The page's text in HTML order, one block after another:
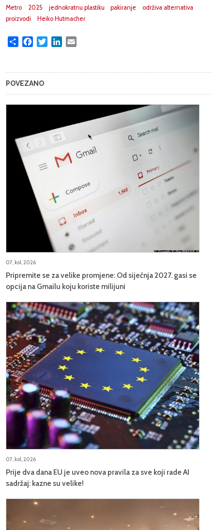
Metro
2025 jednokratnu plastiku pakiranje
održiva alternativa
proizvodi
Heiko Hutmacher
Share FacebookTwitterLinkedIn
POVEZANO
07, kol, 2026
Pripremite se za velike promjene: Od siječnja 2027. gasi se
opcija na Gmailu koju koriste milijuni
07, kol, 2026
Prije dva dana EU je uveo nova pravila za sve koji rade AI
sadržaj: kazne su velike!